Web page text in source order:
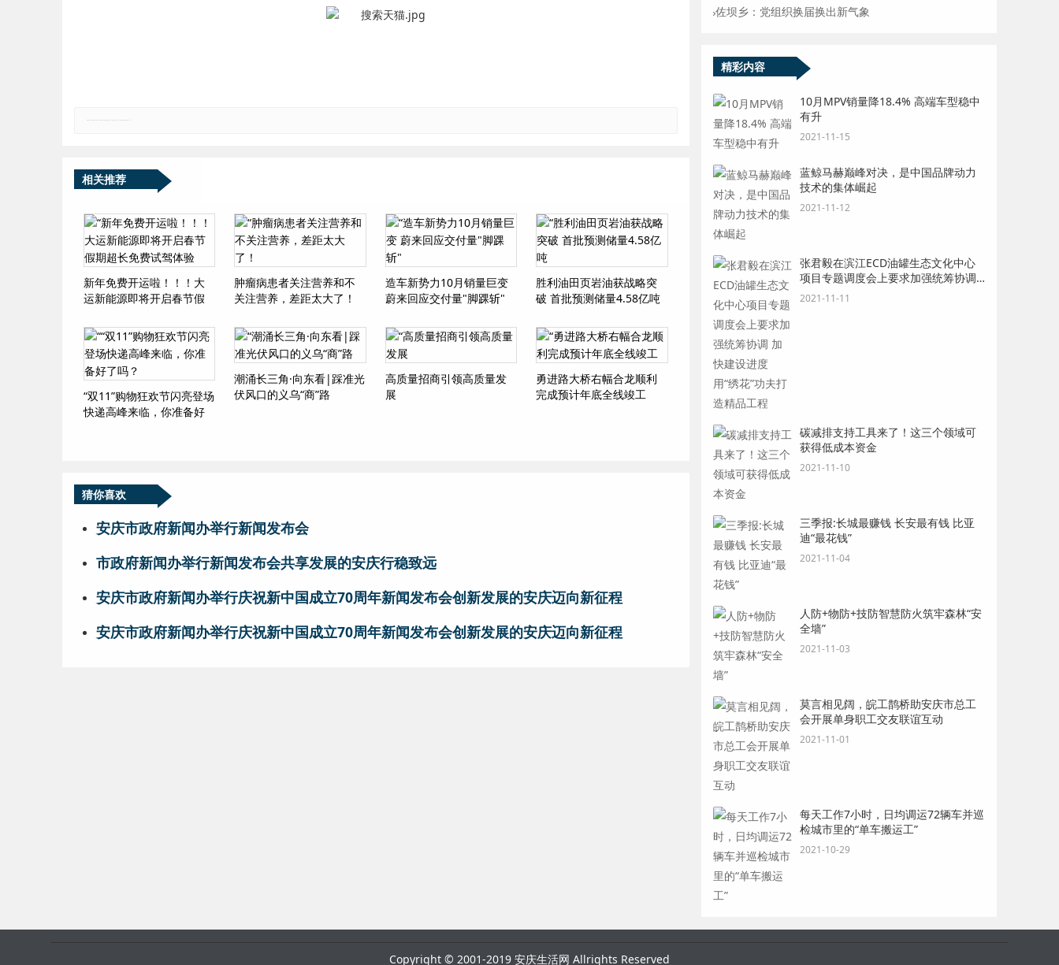
相关推荐
新年免费开运啦！！！大
运新能源即将开启春节假
肿瘤病患者关注营养和不
关注营养，差距太大了！
造车新势力10月销量巨变
蔚来回应交付量"脚踝斩"
胜利油田页岩油获战略突
破 首批预测储量4.58亿吨
“双11”购物狂欢节闪亮登场
快递高峰来临，你准备好
潮涌长三角·向东看|踩准光
伏风口的义乌“商”路
高质量招商引领高质量发
展
勇进路大桥右幅合龙顺利
完成预计年底全线竣工
猜你喜欢
安庆市政府新闻办举行新闻发布会
市政府新闻办举行新闻发布会共享发展的安庆行稳致远
安庆市政府新闻办举行庆祝新中国成立70周年新闻发布会创新发展的安庆迈向新征程
安庆市政府新闻办举行庆祝新中国成立70周年新闻发布会创新发展的安庆迈向新征程
佐坝乡：党组织换届换出新气象
精彩内容
10月MPV销量降18.4% 高端车型稳中
有升
2021-11-15
蓝鲸马赫巅峰对决，是中国品牌动力
技术的集体崛起
2021-11-12
张君毅在滨江ECD油罐生态文化中心
项目专题调度会上要求加强统筹协调
加快建设进度 用“绣花”功夫打造精品
2021-11-11
碳减排支持工具来了！这三个领域可
获得低成本资金
2021-11-10
三季报:长城最赚钱 长安最有钱 比亚
迪“最花钱”
2021-11-04
人防+物防+技防智慧防火筑牢森林“安
全墙”
2021-11-03
莫言相见阔，皖工鹊桥助安庆市总工
会开展单身职工交友联谊互动
2021-11-01
每天工作7小时，日均调运72辆车并巡
检城市里的“单车搬运工”
2021-10-29
Copyright © 2001-2019 安庆生活网 Allrights Reserved